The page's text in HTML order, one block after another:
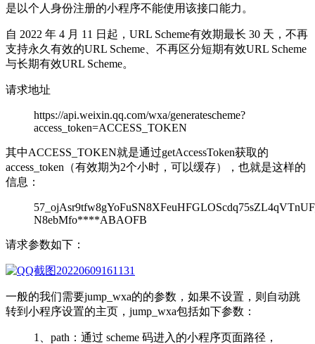
是以个人身份注册的小程序不能使用该接口能力。
自 2022 年 4 月 11 日起，URL Scheme有效期最长 30 天，不再
支持永久有效的URL Scheme、不再区分短期有效URL Scheme
与长期有效URL Scheme。
请求地址
https://api.weixin.qq.com/wxa/generatescheme?
access_token=ACCESS_TOKEN
其中ACCESS_TOKEN就是通过getAccessToken获取的
access_token（有效期为2个小时，可以缓存），也就是这样的
信息：
N8ebMfo****ABAOFB
请求参数如下：
一般的我们需要jump_wxa的的参数，如果不设置，则自动跳
转到小程序设置的主页，jump_wxa包括如下参数：
1、path：通过 scheme 码进入的小程序页面路径，